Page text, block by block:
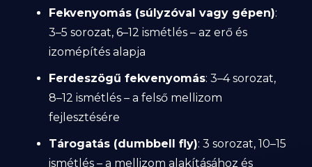
Fekvenyomás (súlyzóval vagy gépen):
3–5 sorozat, 6–12 ismétlés – az erő és
izomépítés alapja
Ferdeszögű fekvenyomás: 3–4 sorozat,
8–12 ismétlés – a felső mellizom
fejlesztésére
Tárogatás (dumbbell fly): 3 sorozat, 10–15
ismétlés – a mellizom alakításához és